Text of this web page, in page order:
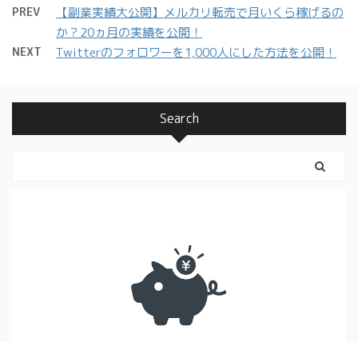
PREV
【副業実績大公開】メルカリ転売で月いくら稼げるの
か？20ヵ月の実績を公開！
NEXT Twitterのフォロワーを1,000人にした方法を公開！
Search